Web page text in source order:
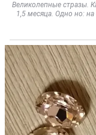
Великолепные стразы.
1,5 месяца. Одно но: